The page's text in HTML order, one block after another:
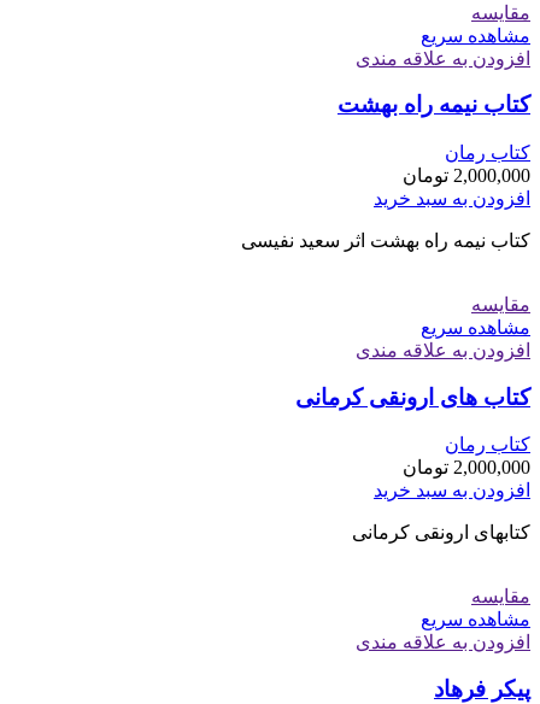
مقایسه
مشاهده سریع
افزودن به علاقه مندی
کتاب نیمه راه بهشت
کتاب رمان
2,000,000 تومان
افزودن به سبد خرید
کتاب نیمه راه بهشت اثر سعید نفیسی
مقایسه
مشاهده سریع
افزودن به علاقه مندی
کتاب های ارونقی کرمانی
کتاب رمان
2,000,000 تومان
افزودن به سبد خرید
کتابهای ارونقی کرمانی
مقایسه
مشاهده سریع
افزودن به علاقه مندی
پیکر فرهاد